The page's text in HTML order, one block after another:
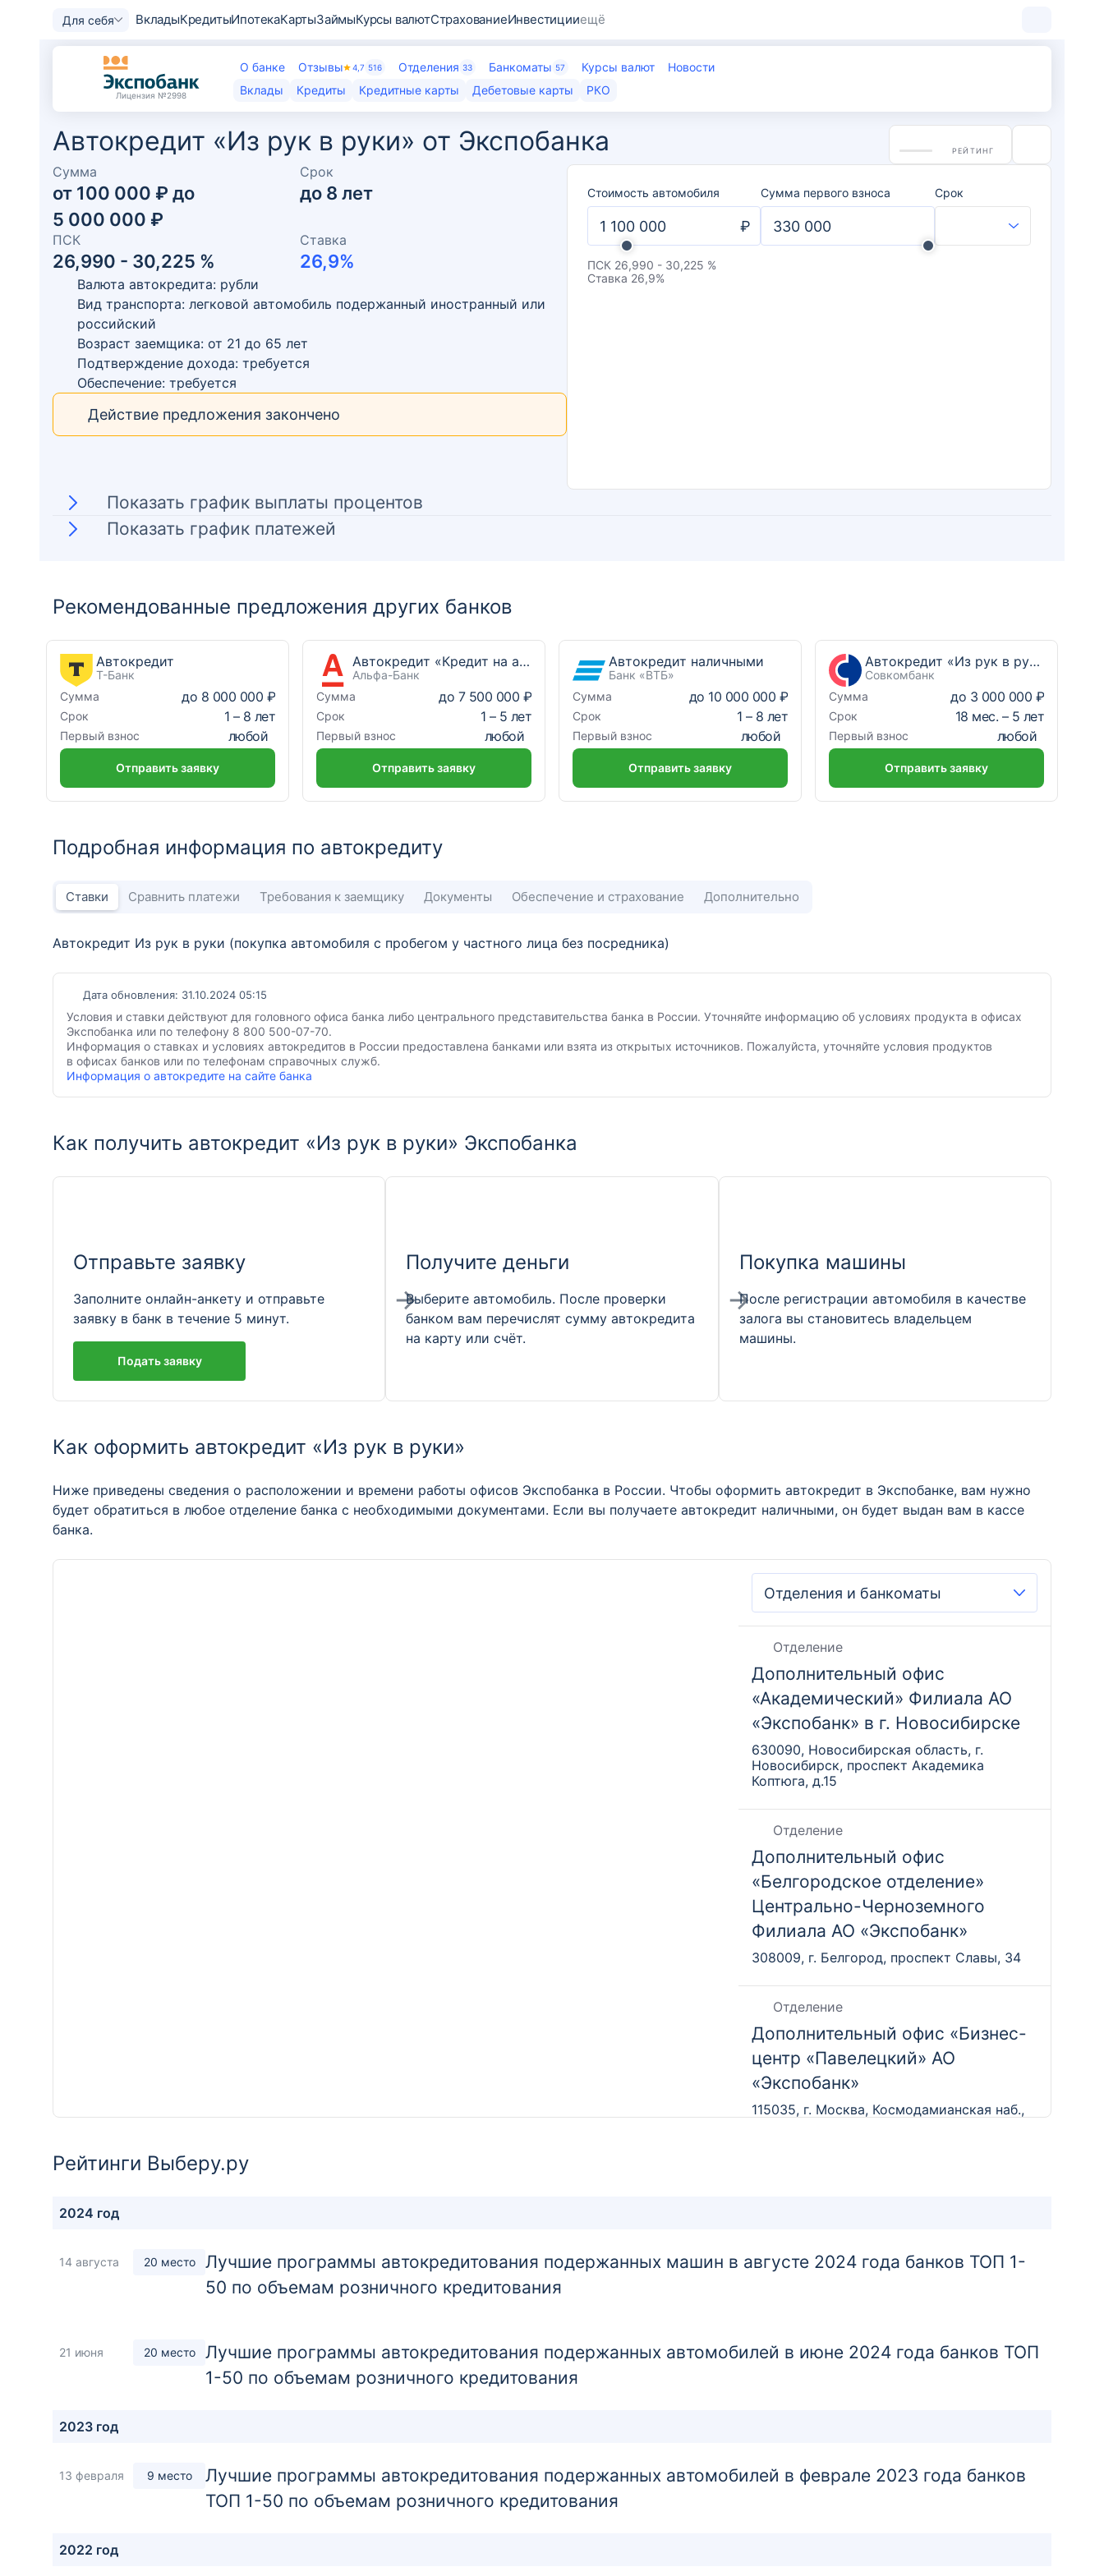
Для себя ВкладыКредитыИпотекаКартыЗаймыКурсы валютСтрахованиеИнвестицииещё
Лицензия №2998
О банке Отзывы 4,7 516 Отделения 33 Банкоматы 57 Курсы валют
Новости
Вклады
Кредиты Кредитные карты Дебетовые карты РКО
Автокредит «Из рук в руки» от Экспобанка РЕЙТИНГ
Сумма
от 100 000 ₽ до
5 000 000 ₽
Срок
до 8 лет
ПСК
26,990 - 30,225 %
Ставка
26,9%
Валюта автокредита: рубли
Вид транспорта: легковой автомобиль подержанный иностранный или
российский
Возраст заемщика: от 21 до 65 лет
Подтверждение дохода: требуется
Обеспечение: требуется
Действие предложения закончено
Стоимость автомобиля
₽
Сумма первого взноса Срок
ПСК 26,990 - 30,225 %
Ставка 26,9%
Показать график выплаты процентов
Показать график платежей
Рекомендованные предложения других банков
Автокредит
Т-Банк
Сумма
до 8 000 000 ₽
Срок 1 – 8 лет
Первый взнос любой
Отправить заявку
Автокредит «Кредит на автомобиль»
Альфа-Банк
Сумма
до 7 500 000 ₽
Срок 1 – 5 лет
Первый взнос любой
Отправить заявку
Автокредит наличными
Банк «ВТБ»
Сумма
до 10 000 000 ₽
Срок 1 – 8 лет
Первый взнос любой
Отправить заявку
Автокредит «Из рук в руки Выгодный»
Совкомбанк
Сумма
до 3 000 000 ₽
Срок 18 мес. – 5 лет
Первый взнос любой
Отправить заявку
Подробная информация по автокредиту
Ставки Сравнить платежи Требования к заемщику Документы Обеспечение и страхование Дополнительно
Автокредит Из рук в руки (покупка автомобиля с пробегом у частного лица без посредника)
Дата обновления: 31.10.2024 05:15
Условия и ставки действуют для головного офиса банка либо центрального представительства банка в России. Уточняйте информацию об условиях продукта в офисах
Экспобанка или по телефону 8 800 500-07-70.
Информация о ставках и условиях автокредитов в России предоставлена банками или взята из открытых источников. Пожалуйста, уточняйте условия продуктов
в офисах банков или по телефонам справочных служб.
Информация о автокредите на сайте банка
Как получить автокредит «Из рук в руки» Экспобанка
Отправьте заявку
Заполните онлайн-анкету и отправьте
заявку в банк в течение 5 минут.
Подать заявку
Получите деньги
Выберите автомобиль. После проверки
банком вам перечислят сумму автокредита
на карту или счёт.
Покупка машины
После регистрации автомобиля в качестве
залога вы становитесь владельцем
машины.
Как оформить автокредит «Из рук в руки»
Ниже приведены сведения о расположении и времени работы офисов Экспобанка в России. Чтобы оформить автокредит в Экспобанке, вам нужно
будет обратиться в любое отделение банка с необходимыми документами. Если вы получаете автокредит наличными, он будет выдан вам в кассе
банка.
Отделение
Дополнительный офис
«Академический» Филиала АО
«Экспобанк» в г. Новосибирске
630090, Новосибирская область, г.
Новосибирск, проспект Академика
Коптюга, д.15
Отделение
Дополнительный офис
«Белгородское отделение»
Центрально-Черноземного
Филиала АО «Экспобанк»
308009, г. Белгород, проспект Славы, 34
Отделение
Дополнительный офис «Бизнес-
центр «Павелецкий» АО
«Экспобанк»
115035, г. Москва, Космодамианская наб.,
г. Москва, ул. Русаковская, д.29
«Малая Дмитровка»
«Воронежское отделение»
Рейтинги Выберу.ру
2024 год
14 августа 20 место
Лучшие программы автокредитования подержанных машин в августе 2024 года банков ТОП 1-
50 по объемам розничного кредитования
21 июня 20 место
Лучшие программы автокредитования подержанных автомобилей в июне 2024 года банков ТОП
1-50 по объемам розничного кредитования
2023 год
13 февраля 9 место
Лучшие программы автокредитования подержанных автомобилей в феврале 2023 года банков
ТОП 1-50 по объемам розничного кредитования
2022 год